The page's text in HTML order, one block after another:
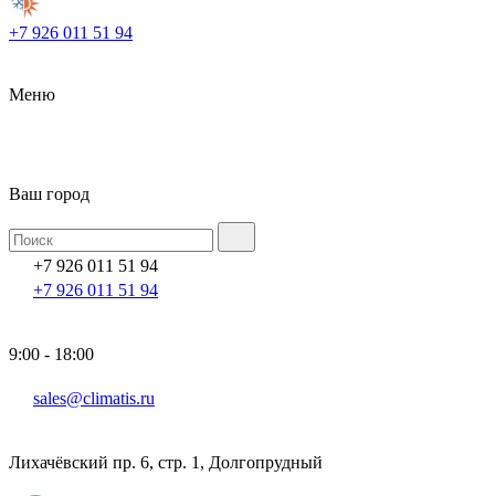
+7 926 011 51 94
Меню
Ваш город
+7 926 011 51 94
+7 926 011 51 94
9:00 - 18:00
sales@climatis.ru
Лихачёвский пр. 6, стр. 1, Долгопрудный